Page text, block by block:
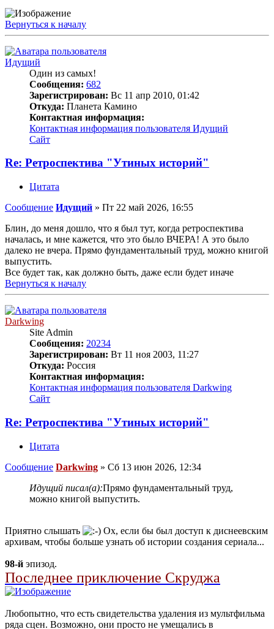
Вернуться к началу
Идущий
Один из самых!
Сообщения: 682
Зарегистрирован: Вс 11 апр 2010, 01:42
Откуда: Планета Камино
Контактная информация:
Контактная информация пользователя Идущий
Сайт
Re: Ретроспектива "Утиных историй"
Цитата
Сообщение Идущий » Пт 22 май 2026, 16:55
Блин, до меня дошло, что я был тут, когда ретроспектива
началась, и мне кажется, что это было ВЧЕРА! А это было
далеко не вчера. Прямо фундаментальный труд, можно книгой
выпустить.
Все будет так, как должно быть, даже если будет иначе
Вернуться к началу
Darkwing
Site Admin
Сообщения: 20234
Зарегистрирован: Вт 11 ноя 2003, 11:27
Откуда: Россия
Контактная информация:
Контактная информация пользователя Darkwing
Сайт
Re: Ретроспектива "Утиных историй"
Цитата
Сообщение Darkwing » Сб 13 июн 2026, 12:34
Идущий писал(а):Прямо фундаментальный труд,
можно книгой выпустить.
Приятно слышать
Ох, если бы был доступ к диснеевским
архивам, чтобы больше узнать об истории создания сериала...
98-й эпизод.
Последнее приключение Скруджа
Любопытно, что есть свидетельства удаления из мультфильма
ряда сцен. Возможно, они просто не умещались в